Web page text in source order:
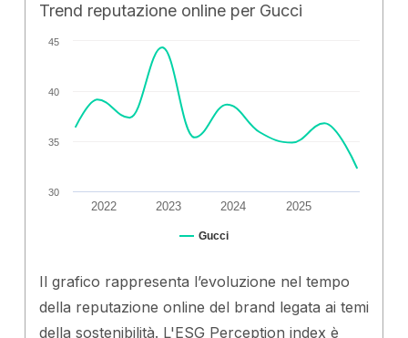
Trend reputazione online per Gucci
Gucci
2022 2023 2024 2025
30
35
40
45
Il grafico rappresenta l’evoluzione nel tempo
della reputazione online del brand legata ai temi
della sostenibilità. L'ESG Perception index è